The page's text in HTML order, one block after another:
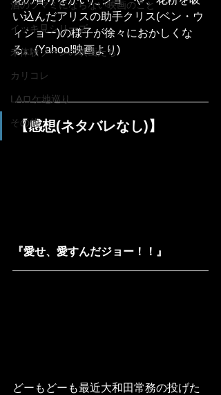
酒のツマミにならない映画のこと
イッキ見シリーズ
未体験ゾーンの映画たち
カリコレ
LAロケ地巡り
その他
い込んだアリスの助手クリス(ベン・ウ
ィショー)の様子が徐々におかしくな
る。(Yahoo!映画より)
【感想(ネタバレなし)】
『愛せ、愛すんだジョー！！』
どーもどーも最近大和田常務の投げた